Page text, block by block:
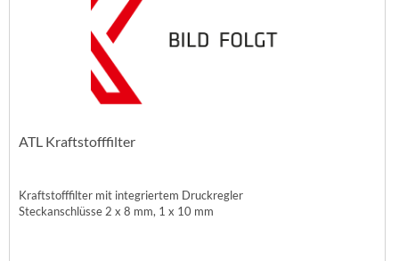
ATL Kraftstofffilter
Kraftstofffilter mit integriertem Druckregler
Steckanschlüsse 2 x 8 mm, 1 x 10 mm